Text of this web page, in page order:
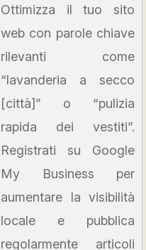
Ottimizza il tuo sito
web con parole chiave
rilevanti come
“lavanderia a secco
[città]” o “pulizia
rapida dei vestiti”.
Registrati su Google
My Business per
aumentare la visibilità
locale e pubblica
regolarmente articoli